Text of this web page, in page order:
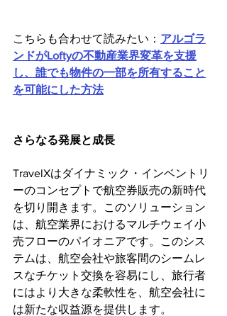
こちらも合わせて読みたい： アルゴラ
ンドがLoftyの不動産業界変革を支援
し、誰でも物件の一部を所有すること
を可能にした方法
さらなる発展と成長
TravelXはダイナミック・インベントリ
ーのコンセプトで航空券販売の新時代
を切り開きます。このソリューション
は、航空業界におけるマルチウェイ小
売フローのパイオニアです。このシス
テムは、航空会社や旅客間のシームレ
スなチケット交換を容易にし、旅行者
にはより大きな柔軟性を、航空会社に
は新たな収益源を提供します。